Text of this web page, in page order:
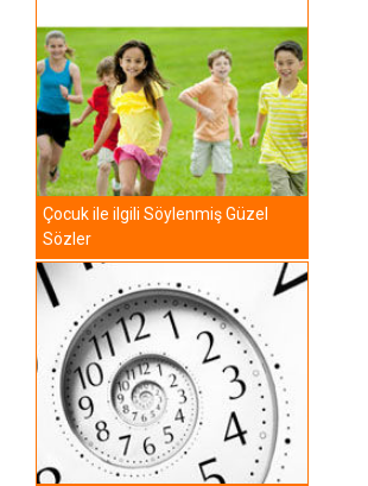
Çocuk ile ilgili Söylenmiş Güzel
Sözler